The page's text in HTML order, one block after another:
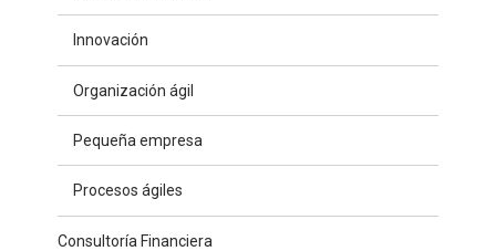
Innovación
Organización ágil
Pequeña empresa
Procesos ágiles
Consultoría Financiera